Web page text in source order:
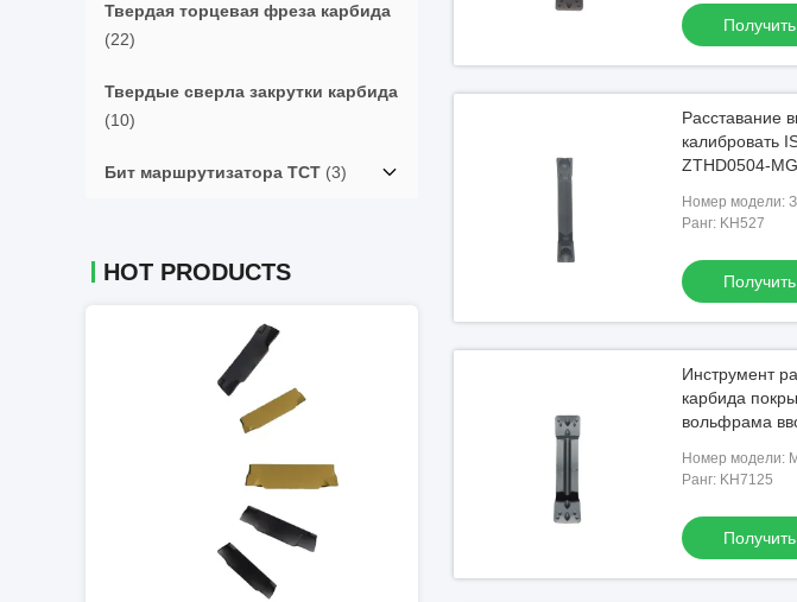
Твердая торцевая фреза карбида
(22)
Твердые сверла закрутки карбида
(10)
Бит маршрутизатора TCT (3)
HOT PRODUCTS
Расставание
калибровать
ZTHD0504-
Номер модели:
Ранг: KH527
Инструмент
карбида
вольфрама
Номер модели:
Ранг: KH7125